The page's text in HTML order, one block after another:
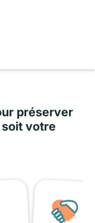
préserver
votre